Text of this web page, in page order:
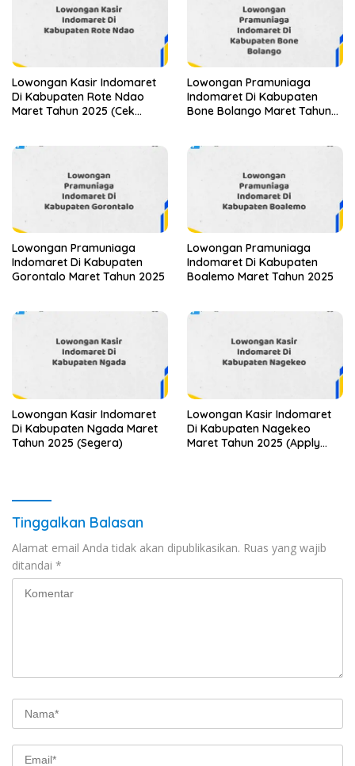
Lowongan Kasir Indomaret
Di Kabupaten Rote Ndao
Maret Tahun 2025 (Cek
Lowongan Pramuniaga
Indomaret Di Kabupaten
Bone Bolango Maret Tahun
Lowongan Pramuniaga
Indomaret Di Kabupaten
Gorontalo Maret Tahun 2025
Lowongan Pramuniaga
Indomaret Di Kabupaten
Boalemo Maret Tahun 2025
Lowongan Kasir Indomaret
Di Kabupaten Ngada Maret
Tahun 2025 (Segera)
Lowongan Kasir Indomaret
Di Kabupaten Nagekeo
Maret Tahun 2025 (Apply
Tinggalkan Balasan
Alamat email Anda tidak akan dipublikasikan. Ruas yang wajib
ditandai *